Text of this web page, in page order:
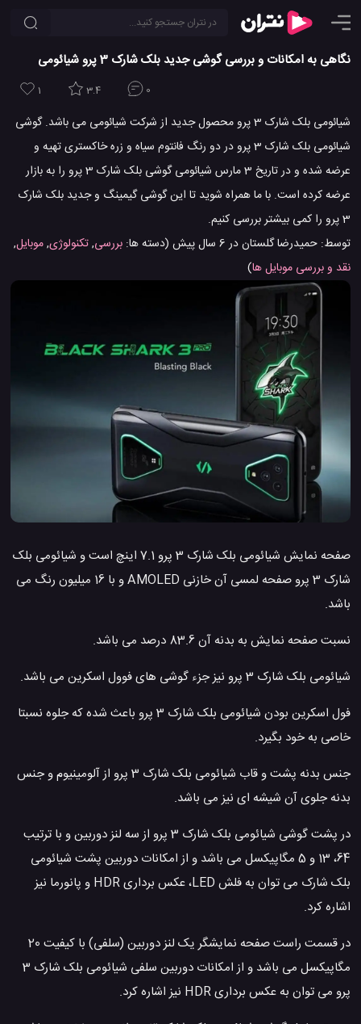
نگاهی به امکانات و بررسی گوشی جدید بلک شارک 3 پرو شیائومی
1 3.4 0
شیائومی بلک شارک 3 پرو محصول جدید از شرکت شیائومی می باشد. گوشی
شیائومی بلک شارک 3 پرو در دو رنگ فانتوم سیاه و زره خاکستری تهیه و
عرضه شده و در تاریخ 3 مارس شیائومی گوشی بلک شارک 3 پرو را به بازار
عرضه کرده است. با ما همراه شوید تا این گوشی گیمینگ و جدید بلک شارک
3 پرو را کمی بیشتر بررسی کنیم.
توسط: حمیدرضا گلستاندر6 سال پیش (دسته ها: بررسی,تکنولوژی,موبایل,
نقد و بررسی موبایل ها)
صفحه نمایش شیائومی بلک شارک 3 پرو 7.1 اینچ است و شیائومی بلک
شارک 3 پرو صفحه لمسی آن خازنی AMOLED و با 16 میلیون رنگ می
باشد.
نسبت صفحه نمایش به بدنه آن 83.6 درصد می باشد.
شیائومی بلک شارک 3 پرو نیز جزء گوشی های فوول اسکرین می باشد.
فول اسکرین بودن شیائومی بلک شارک 3 پرو باعث شده که جلوه نسبتا
خاصی به خود بگیرد.
جنس بدنه پشت و قاب شیائومی بلک شارک 3 پرو از آلومینیوم و جنس
بدنه جلوی آن شیشه ای نیز می باشد.
در پشت گوشی شیائومی بلک شارک 3 پرو از سه لنز دوربین و با ترتیب
64، 13 و 5 مگاپیکسل می باشد و از امکانات دوربین پشت شیائومی
بلک شارک می توان به فلش LED، عکس برداری HDR و پانورما نیز
اشاره کرد.
در قسمت راست صفحه نمایشگر یک لنز دوربین (سلفی) با کیفیت 20
مگاپیکسل می باشد و از امکانات دوربین سلفی شیائومی بلک شارک 3
پرو می توان به عکس برداری HDR نیز اشاره کرد.